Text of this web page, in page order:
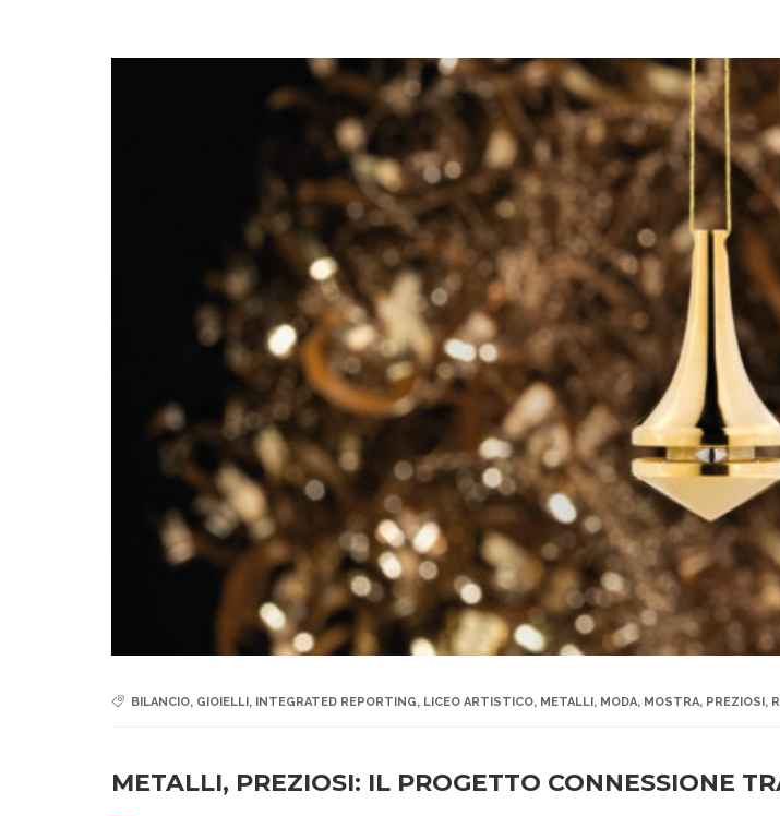
BILANCIO, GIOIELLI, INTEGRATED REPORTING, LICEO ARTISTICO, METALLI, MODA, MOSTRA, PREZIOSI,
METALLI, PREZIOSI: IL PROGETTO CONNESSIONE